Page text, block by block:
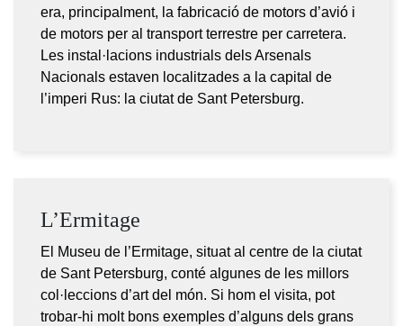
era, principalment, la fabricació de motors d’avió i
de motors per al transport terrestre per carretera.
Les instal·lacions industrials dels Arsenals
Nacionals estaven localitzades a la capital de
l’imperi Rus: la ciutat de Sant Petersburg.
L’Ermitage
El Museu de l’Ermitage, situat al centre de la ciutat
de Sant Petersburg, conté algunes de les millors
col·leccions d’art del món. Si hom el visita, pot
trobar-hi molt bons exemples d’alguns dels grans